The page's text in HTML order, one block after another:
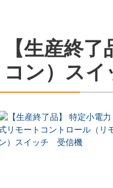
【生産終
コン）ス